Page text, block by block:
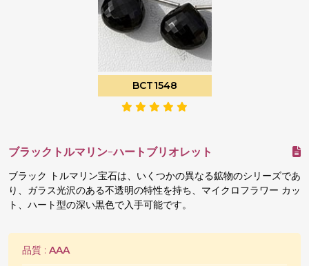
BCT1548
ブラックトルマリン-ハートブリオレット
ブラック トルマリン宝石は、いくつかの異なる鉱物のシリーズであ
り、ガラス光沢のある不透明の特性を持ち、マイクロフラワー カッ
ト、ハート型の深い黒色で入手可能です。
品質 : AAA